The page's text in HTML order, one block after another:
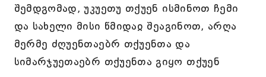
შემდგომად, უკუეთუ თქუენ ისმინოთ ჩემი
და სახელი მისი წმიდაჲ შეაგინოთ, არღა
მერმე ძღუენთაებრ თქუენთა და
სიმარჯუეთაებრ თქუენთა გიყო თქუენ